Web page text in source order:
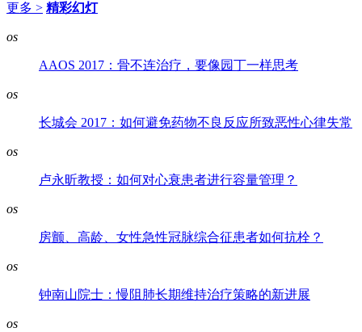
更多 > 精彩幻灯
os
AAOS 2017：骨不连治疗，要像园丁一样思考
os
长城会 2017：如何避免药物不良反应所致恶性心律失常
os
卢永昕教授：如何对心衰患者进行容量管理？
os
房颤、高龄、女性急性冠脉综合征患者如何抗栓？
os
钟南山院士：慢阻肺长期维持治疗策略的新进展
os